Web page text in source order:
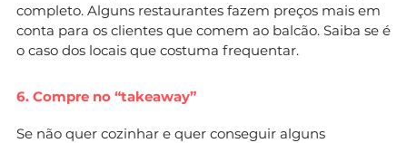
completo. Alguns restaurantes fazem preços mais em
conta para os clientes que comem ao balcão. Saiba se é
o caso dos locais que costuma frequentar.
6. Compre no “takeaway”
Se não quer cozinhar e quer conseguir alguns